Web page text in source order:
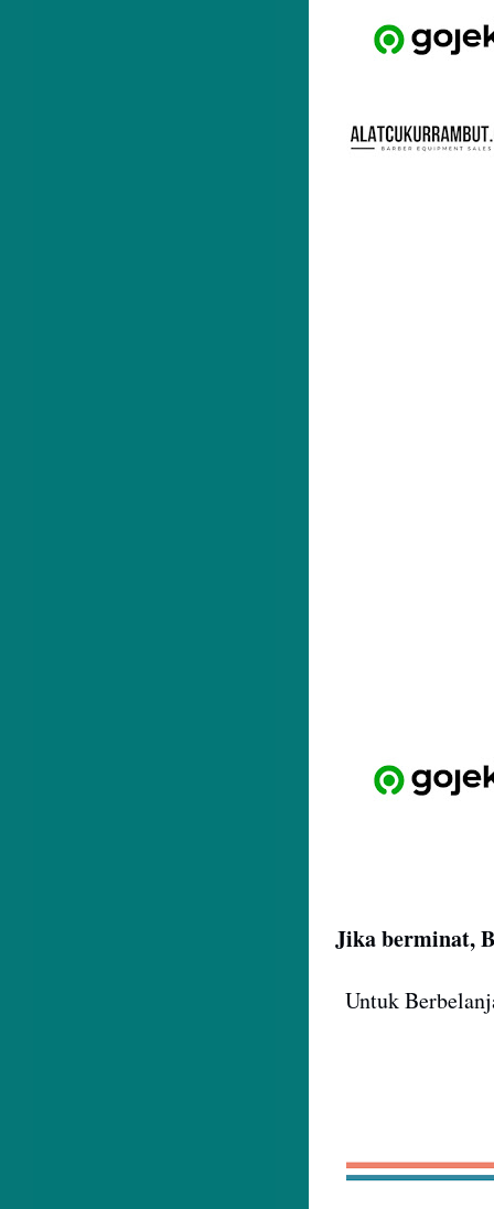
Jika berminat,
Untuk